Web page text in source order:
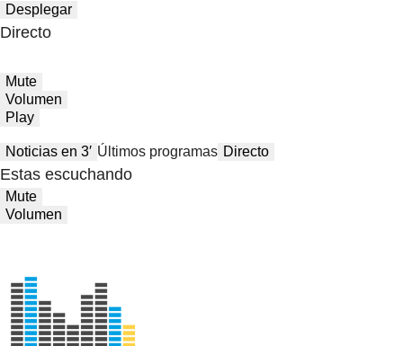
Desplegar
Directo
Mute
Volumen
Play
Noticias en 3′ Últimos programas Directo
Estas escuchando
Mute
Volumen